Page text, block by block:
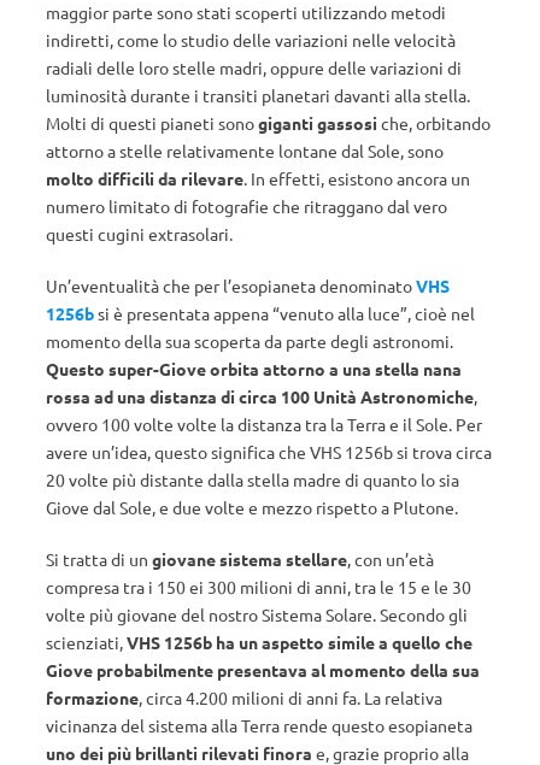
maggior parte sono stati scoperti utilizzando metodi
indiretti, come lo studio delle variazioni nelle velocità
radiali delle loro stelle madri, oppure delle variazioni di
luminosità durante i transiti planetari davanti alla stella.
Molti di questi pianeti sonogiganti gassosi che, orbitando
attorno a stelle relativamente lontane dal Sole, sono
molto difficili da rilevare. In effetti, esistono ancora un
numero limitato di fotografie che ritraggano dal vero
questi cugini extrasolari.
Un’eventualità che per l’esopianeta denominatoVHS
1256bsi è presentata appena “venuto alla luce”, cioè nel
momento della sua scoperta da parte degli astronomi.
Questo super-Giove orbita attorno a una stella nana
rossa ad una distanza di circa 100 Unità Astronomiche,
ovvero 100 volte volte la distanza tra la Terra e il Sole. Per
avere un’idea, questo significa che VHS 1256b si trova circa
20 volte più distante dalla stella madre di quanto lo sia
Giove dal Sole, e due volte e mezzo rispetto a Plutone.
Si tratta di un giovane sistema stellare, con un’età
compresa tra i 150 ei 300 milioni di anni, tra le 15 e le 30
volte più giovane del nostro Sistema Solare. Secondo gli
scienziati,VHS 1256b ha un aspetto simile a quello che
Giove probabilmente presentava al momento della sua
formazione, circa 4.200 milioni di anni fa. La relativa
vicinanza del sistema alla Terra rende questo esopianeta
uno dei più brillanti rilevati finora e, grazie proprio alla